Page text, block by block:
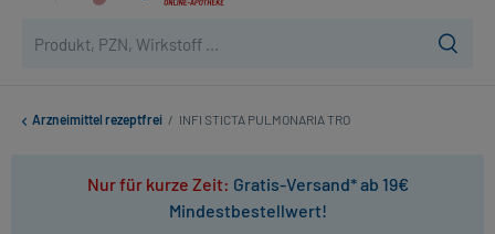
Arzneimittel rezeptfrei / INFI STICTA PULMONARIA TRO
Nur für kurze Zeit: Gratis-Versand* ab 19€
Mindestbestellwert!